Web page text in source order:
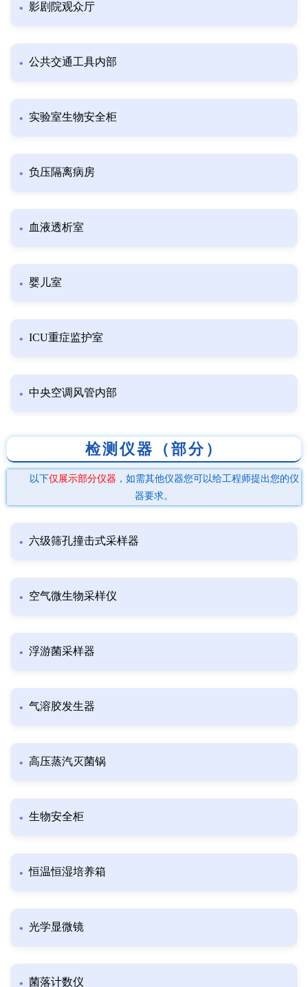
影剧院观众厅
公共交通工具内部
实验室生物安全柜
负压隔离病房
血液透析室
婴儿室
ICU重症监护室
中央空调风管内部
检测仪器（部分）
以下仅展示部分仪器 ，如需其他仪器您可以给工程师提出您的仪
器要求。
六级筛孔撞击式采样器
空气微生物采样仪
浮游菌采样器
气溶胶发生器
高压蒸汽灭菌锅
生物安全柜
恒温恒湿培养箱
光学显微镜
菌落计数仪